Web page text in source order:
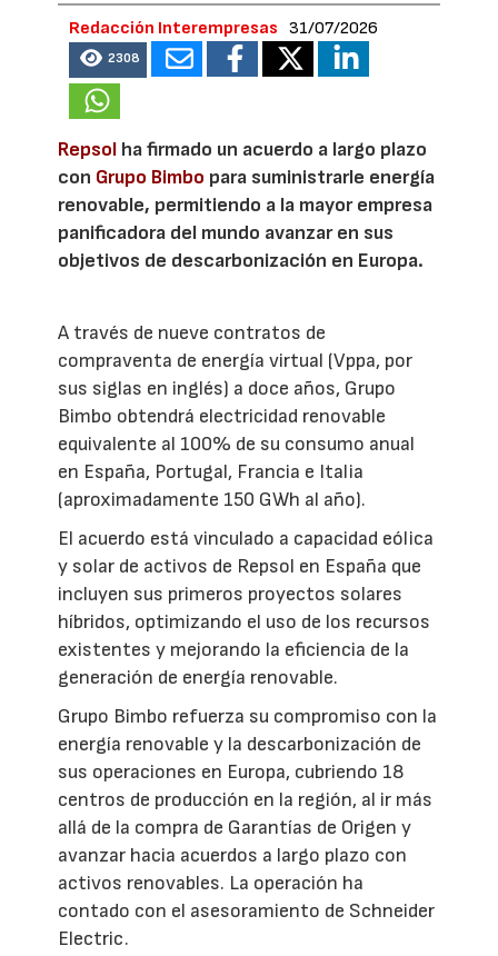
Redacción Interempresas 31/07/2026
2308
Repsol ha firmado un acuerdo a largo plazo
con Grupo Bimbo para suministrarle energía
renovable, permitiendo a la mayor empresa
panificadora del mundo avanzar en sus
objetivos de descarbonización en Europa.
A través de nueve contratos de
compraventa de energía virtual (Vppa, por
sus siglas en inglés) a doce años, Grupo
Bimbo obtendrá electricidad renovable
equivalente al 100% de su consumo anual
en España, Portugal, Francia e Italia
(aproximadamente 150 GWh al año).
El acuerdo está vinculado a capacidad eólica
y solar de activos de Repsol en España que
incluyen sus primeros proyectos solares
híbridos, optimizando el uso de los recursos
existentes y mejorando la eficiencia de la
generación de energía renovable.
Grupo Bimbo refuerza su compromiso con la
energía renovable y la descarbonización de
sus operaciones en Europa, cubriendo 18
centros de producción en la región, al ir más
allá de la compra de Garantías de Origen y
avanzar hacia acuerdos a largo plazo con
activos renovables. La operación ha
contado con el asesoramiento de Schneider
Electric.